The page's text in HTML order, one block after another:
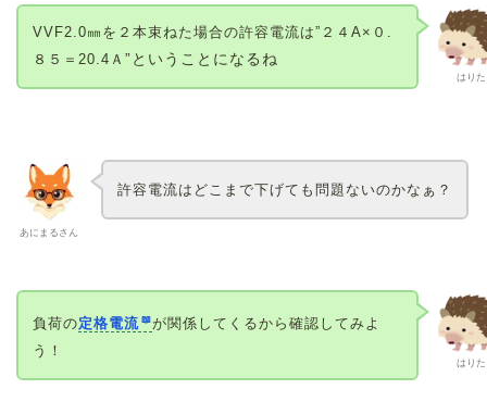
はりた
VVF2.0㎜を２本束ねた場合の許容電流は”２４A×０.
８５＝20.4Ａ ”ということになるね
あにまるさん
許容電流はどこまで下げても問題ないのかなぁ？
はりた
負荷の定格電流
が関係してくるから確認してみよ
う！